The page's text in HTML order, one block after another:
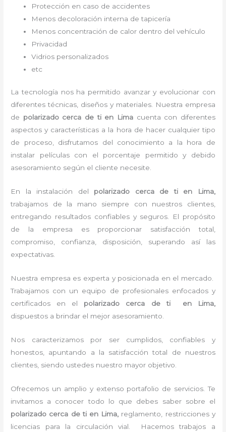
Protección en caso de accidentes
Menos decoloración interna de tapicería
Menos concentración de calor dentro del vehículo
Privacidad
Vidrios personalizados
etc
La tecnología nos ha permitido avanzar y evolucionar con
diferentes técnicas, diseños y materiales. Nuestra empresa
de polarizado cerca de ti en Limacuenta con diferentes
aspectos y características a la hora de hacer cualquier tipo
de proceso, disfrutamos del conocimiento a la hora de
instalar películas con el porcentaje permitido y debido
asesoramiento según el cliente necesite.
En la instalación del polarizado cerca de ti
en Lima,
trabajamos de la mano siempre con nuestros clientes,
entregando resultados confiables y seguros. El propósito
de la empresa es proporcionar satisfacción total,
compromiso, confianza, disposición, superando así las
expectativas.
Nuestra empresa es experta y posicionada en el mercado.
Trabajamos con un equipo de profesionales enfocados y
certificados en el polarizado cerca de ti en Lima,
dispuestos a brindar el mejor asesoramiento.
Nos caracterizamos por ser cumplidos, confiables y
honestos, apuntando a la satisfacción total de nuestros
clientes, siendo ustedes nuestro mayor objetivo.
Ofrecemos un amplio y extenso portafolio de servicios. Te
invitamos a conocer todo lo que debes saber sobre el
polarizado cerca de ti en Lima, reglamento, restricciones y
licencias para la circulación vial. Hacemos trabajos a